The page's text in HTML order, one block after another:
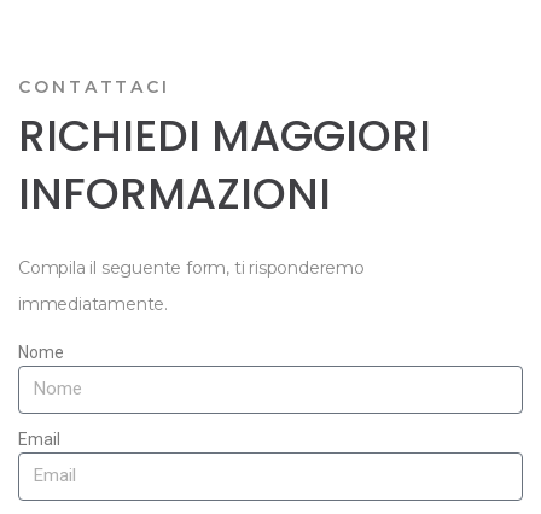
CONTATTACI
RICHIEDI MAGGIORI
INFORMAZIONI
Compila il seguente form, ti risponderemo
immediatamente.
Nome
Email